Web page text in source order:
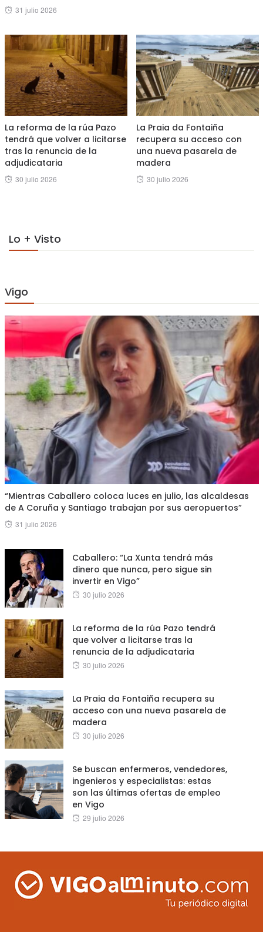
Posted
31 julio 2026
La reforma de la rúa Pazo
tendrá que volver a licitarse
tras la renuncia de la
adjudicataria
Posted
30 julio 2026
La Praia da Fontaiña
recupera su acceso con
una nueva pasarela de
madera
Posted
30 julio 2026
Lo + Visto
Vigo
“Mientras Caballero coloca luces en julio, las alcaldesas
de A Coruña y Santiago trabajan por sus aeropuertos”
Posted
31 julio 2026
Caballero: “La Xunta tendrá más
dinero que nunca, pero sigue sin
invertir en Vigo”
Posted
30 julio 2026
La reforma de la rúa Pazo tendrá
que volver a licitarse tras la
renuncia de la adjudicataria
Posted
30 julio 2026
La Praia da Fontaiña recupera su
acceso con una nueva pasarela de
madera
Posted
30 julio 2026
Se buscan enfermeros, vendedores,
ingenieros y especialistas: estas
son las últimas ofertas de empleo
en Vigo
Posted
29 julio 2026